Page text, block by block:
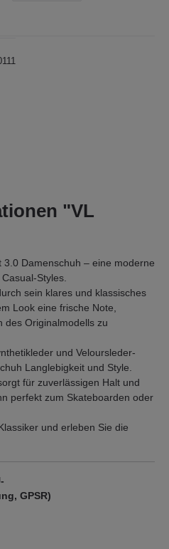
"VL
Damenschuh – eine moderne
Styles.
sein klares und klassisches
Look eine frische Note,
des Originalmodells zu
und Veloursleder-
Langlebigkeit und Style.
für zuverlässigen Halt und
perfekt zum Skateboarden oder
und erleben Sie die
GPSR)